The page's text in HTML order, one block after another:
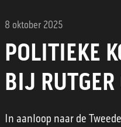
8 oktober 2025
POLITIEKE
BIJ RUTGER
In aanloop naar de